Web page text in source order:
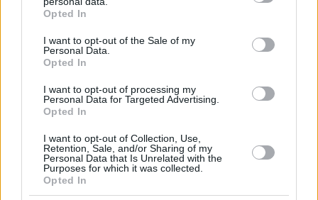
grant or deny consent to Google and its third-party tags to
use your data for below specified purposes in below Google
consent section.
Opted In
I want to opt-out of the Sale of my
Personal Data.
Opted In
I want to opt-out of processing my
Personal Data for Targeted Advertising.
Opted In
I want to opt-out of Collection, Use,
Retention, Sale, and/or Sharing of my
Personal Data that Is Unrelated with the
Purposes for which it was collected.
Opted In
μέχρι την τελευταία στιγμή
πριν 43 λεπτά
Βίντεο: Μεθυσμένη σκότωσε νύφη
λίγες ώρες μετά τον γάμο της και στο
08.08.2026, 09:25 112